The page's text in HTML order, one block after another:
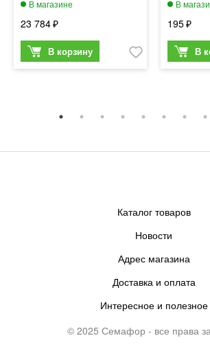
23 784 195
Каталог товаров
Новости
Адрес магазина
Доставка и оплата
Интересное и полезное
© 2025 Семафор - все права